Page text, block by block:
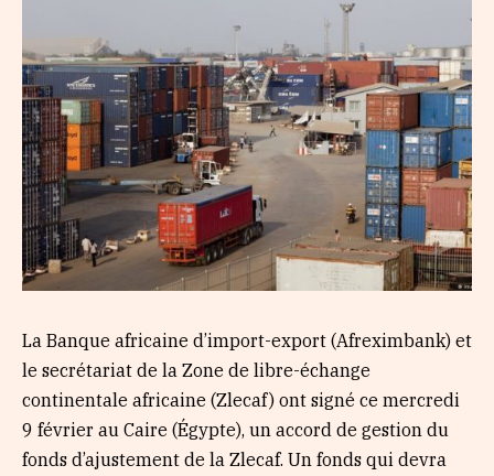
La Banque africaine d’import-export (Afreximbank) et
le secrétariat de la Zone de libre-échange
continentale africaine (Zlecaf) ont signé ce mercredi
9 février au Caire (Égypte), un accord de gestion du
fonds d’ajustement de la Zlecaf. Un fonds qui devra